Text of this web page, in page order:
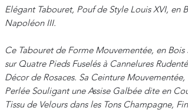
Elégant Tabouret, Pouf de Style Louis XVI, en
Napoléon III.
Ce Tabouret de Forme Mouvementée, en
sur Quatre Pieds Fuselés à Cannelures
Décor de Rosaces. Sa Ceinture
Perlée Souligant une Assise Galbée dite en
Tissu de Velours dans les Tons Champagne,